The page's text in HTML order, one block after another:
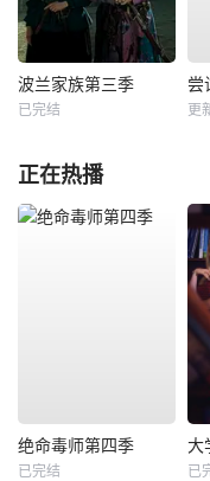
波兰家族第三季
已完结
尝
更
正在热播
绝命毒师第四季
已完结 已